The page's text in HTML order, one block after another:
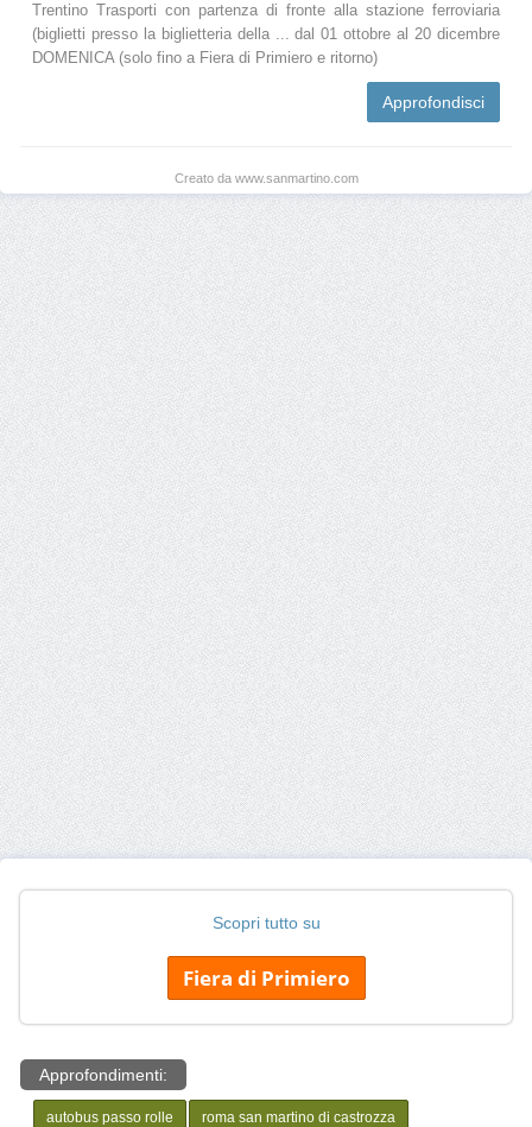
Trentino Trasporti con partenza di fronte alla stazione ferroviaria
(biglietti presso la biglietteria della ... dal 01 ottobre al 20 dicembre
DOMENICA (solo fino a Fiera di Primiero e ritorno)
Approfondisci
Creato da www.sanmartino.com
Scopri tutto su
Fiera di Primiero
Approfondimenti:
autobus passo rolle roma san martino di castrozza